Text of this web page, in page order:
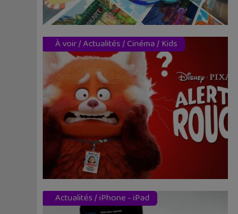
À voir/Actualités/ Cinéma/ Kids
Actualités/iPhone - iPad